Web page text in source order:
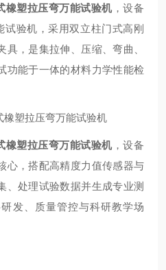
橡塑拉压弯万能试验机，设备
试验机，采用双立柱门式高刚
，是集拉伸、压缩、弯曲、
功能于一体的材料力学性能检
橡塑拉压弯万能试验机，设备
心，搭配高精度力值传感器与
、处理试验数据并生成专业测
发、质量管控与科研教学场